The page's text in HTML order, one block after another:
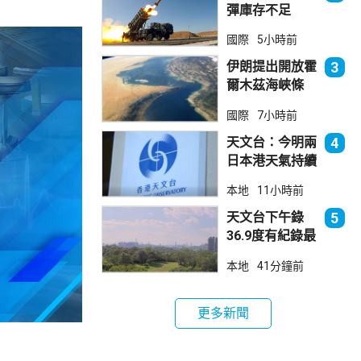
彈庫存不足
長促加快生產武
器
國際 5小時前
伊朗提出開放霍
爾木茲海峽條
賠償等
3
國際 7小時前
天文台：今明兩
日本港天氣持續
4
本地 11小時前
天文台下午錄
36.9度有紀錄最
度境內最高
5
本地 41分鐘前
更多新聞